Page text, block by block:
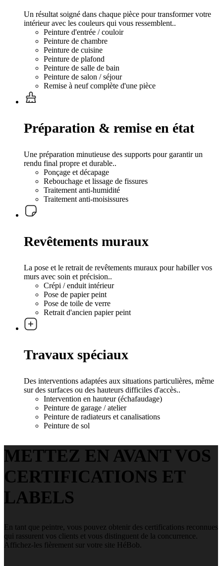
Un résultat soigné dans chaque pièce pour transformer votre
intérieur avec les couleurs qui vous ressemblent..
Peinture d'entrée / couloir
Peinture de chambre
Peinture de cuisine
Peinture de plafond
Peinture de salle de bain
Peinture de salon / séjour
Remise à neuf complète d'une pièce
Préparation & remise en état
Une préparation minutieuse des supports pour garantir un
rendu final propre et durable..
Ponçage et décapage
Rebouchage et lissage de fissures
Traitement anti-humidité
Traitement anti-moisissures
Revêtements muraux
La pose et le retrait de revêtements muraux pour habiller vos
murs avec soin et précision..
Crépi / enduit intérieur
Pose de papier peint
Pose de toile de verre
Retrait d'ancien papier peint
Travaux spéciaux
Des interventions adaptées aux situations particulières, même
sur des surfaces ou des hauteurs difficiles d'accès..
Intervention en hauteur (échafaudage)
Peinture de garage / atelier
Peinture de radiateurs et canalisations
Peinture de sol
METTEZ EN AVANT VOS
CERTIFICATIONS ET
LABELS
En tant que peintre, vous pouvez obtenir des certifications reconnues
qui rassurent vos clients et vous distinguent de la concurrence.
Affichez-les fièrement sur votre site HéBob.